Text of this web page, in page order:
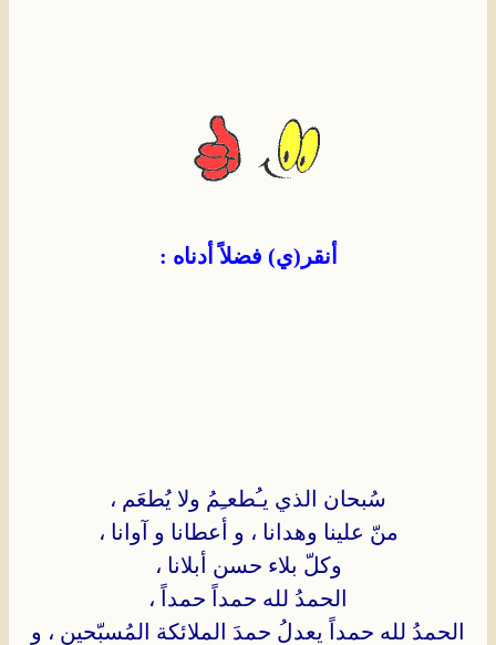
أنقر(ي) فضلاً أدناه :
سُبحان الذي يـُطعـِمُ ولا يُطعَم ،
منّ علينا وهدانا ، و أعطانا و آوانا ،
وكلّ بلاء حسن أبلانا ،
الحمدُ لله حمداً حمداً ،
الحمدُ لله حمداً يعدلُ حمدَ الملائكة المُسبّحين ، و